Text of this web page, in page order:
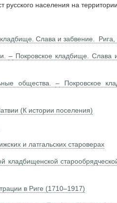
населения на
Слава и забвение. Рига,
– Покровское кладбище. Слава
общества.– Покровское
(К истории поселения)
и латгальских староверах
кладбищенской
в Риге (1710–1917)